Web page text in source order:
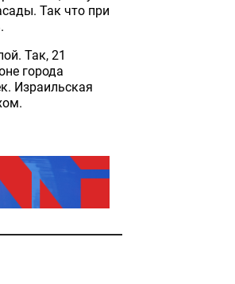
Так что при
Так, 21
города
Израильская